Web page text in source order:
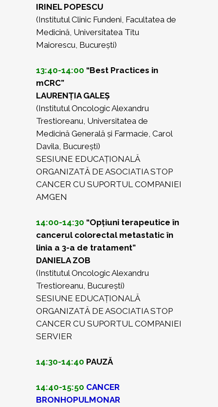
IRINEL POPESCU
(Institutul Clinic Fundeni, Facultatea de
Medicină, Universitatea Titu
Maiorescu, București)
13:40-14:00 “Best Practices in
mCRC”
LAURENȚIA GALEȘ
(Institutul Oncologic Alexandru
Trestioreanu, Universitatea de
Medicină Generală și Farmacie, Carol
Davila, București)
SESIUNE EDUCAȚIONALĂ
ORGANIZATĂ DE ASOCIATIA STOP
CANCER CU SUPORTUL COMPANIEI
AMGEN
14:00-14:30 “Opțiuni terapeutice în
cancerul colorectal metastatic în
linia a 3-a de tratament”
DANIELA ZOB
(Institutul Oncologic Alexandru
Trestioreanu, București)
SESIUNE EDUCAȚIONALĂ
ORGANIZATĂ DE ASOCIATIA STOP
CANCER CU SUPORTUL COMPANIEI
SERVIER
14:30-14:40 PAUZĂ
14:40-15:50 CANCER
BRONHOPULMONAR